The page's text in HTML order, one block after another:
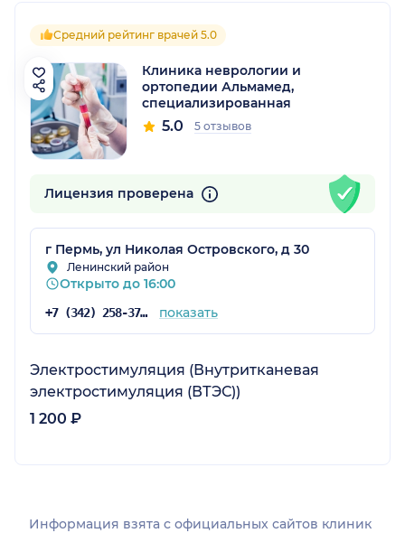
Средний рейтинг врачей 5.0
Клиника неврологии и
ортопедии Альмамед,
специализированная
5.0 5 отзывов
Лицензия проверена
г Пермь, ул Николая Островского, д 30
Ленинский район
Открыто до 16:00
+7 (342) 258-37-47 показать
Электростимуляция (Внутритканевая
электростимуляция (ВТЭС))
1 200 ₽
Информация взята c официальных сайтов клиник